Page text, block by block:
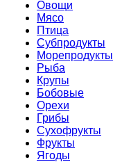
Овощи
Мясо
Птица
Субпродукты
Морепродукты
Рыба
Крупы
Бобовые
Орехи
Грибы
Сухофрукты
Фрукты
Ягоды